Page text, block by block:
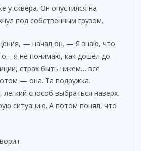
у сквера. Он опустился на
под собственным грузом.
— начал он. — Я знаю, что
я не понимаю, как дошёл до
страх быть никем… всё
— она. Та подружка.
легкий способ выбраться наверх.
ситуацию. А потом понял, что